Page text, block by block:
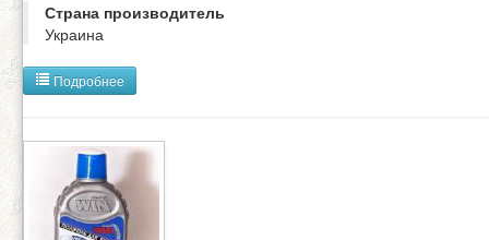
Страна производитель
Украина
Подробнее